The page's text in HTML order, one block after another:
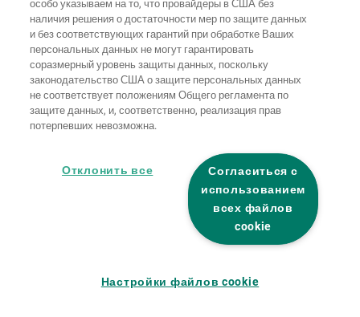
Общие
условия
ведения
бизнеса
Правила по
файлам
"cookie"
Заявление о
безбарьерности
особо указываем на то, что провайдеры в США без
наличия решения о достаточности мер по защите данных
и без соответствующих гарантий при обработке Ваших
персональных данных не могут гарантировать
соразмерный уровень защиты данных, поскольку
законодательство США о защите персональных данных
не соответствует положениям Общего регламента по
защите данных, и, соответственно, реализация прав
потерпевших невозможна.
Согласиться с
использованием
всех файлов
cookie
Отклонить все
Настройки файлов cookie